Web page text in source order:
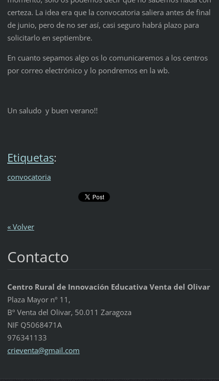
certeza. La idea era que la convocatoria saliera antes de final
de junio, pero de no ser así, casi seguro habrá plazo para
solicitarlo en septiembre.
En cuanto sepamos algo os lo comunicaremos a los centros
por correo electrónico y lo pondremos en la wb.
Un saludo y buen verano!!
Etiquetas:
convocatoria
« Volver
Contacto
Centro Rural de Innovación Educativa Venta del Olivar
Plaza Mayor nº 11,
Bº Venta del Olivar, 50.011 Zaragoza
NIF Q5068471A
976341133
crieventa@gmail.com